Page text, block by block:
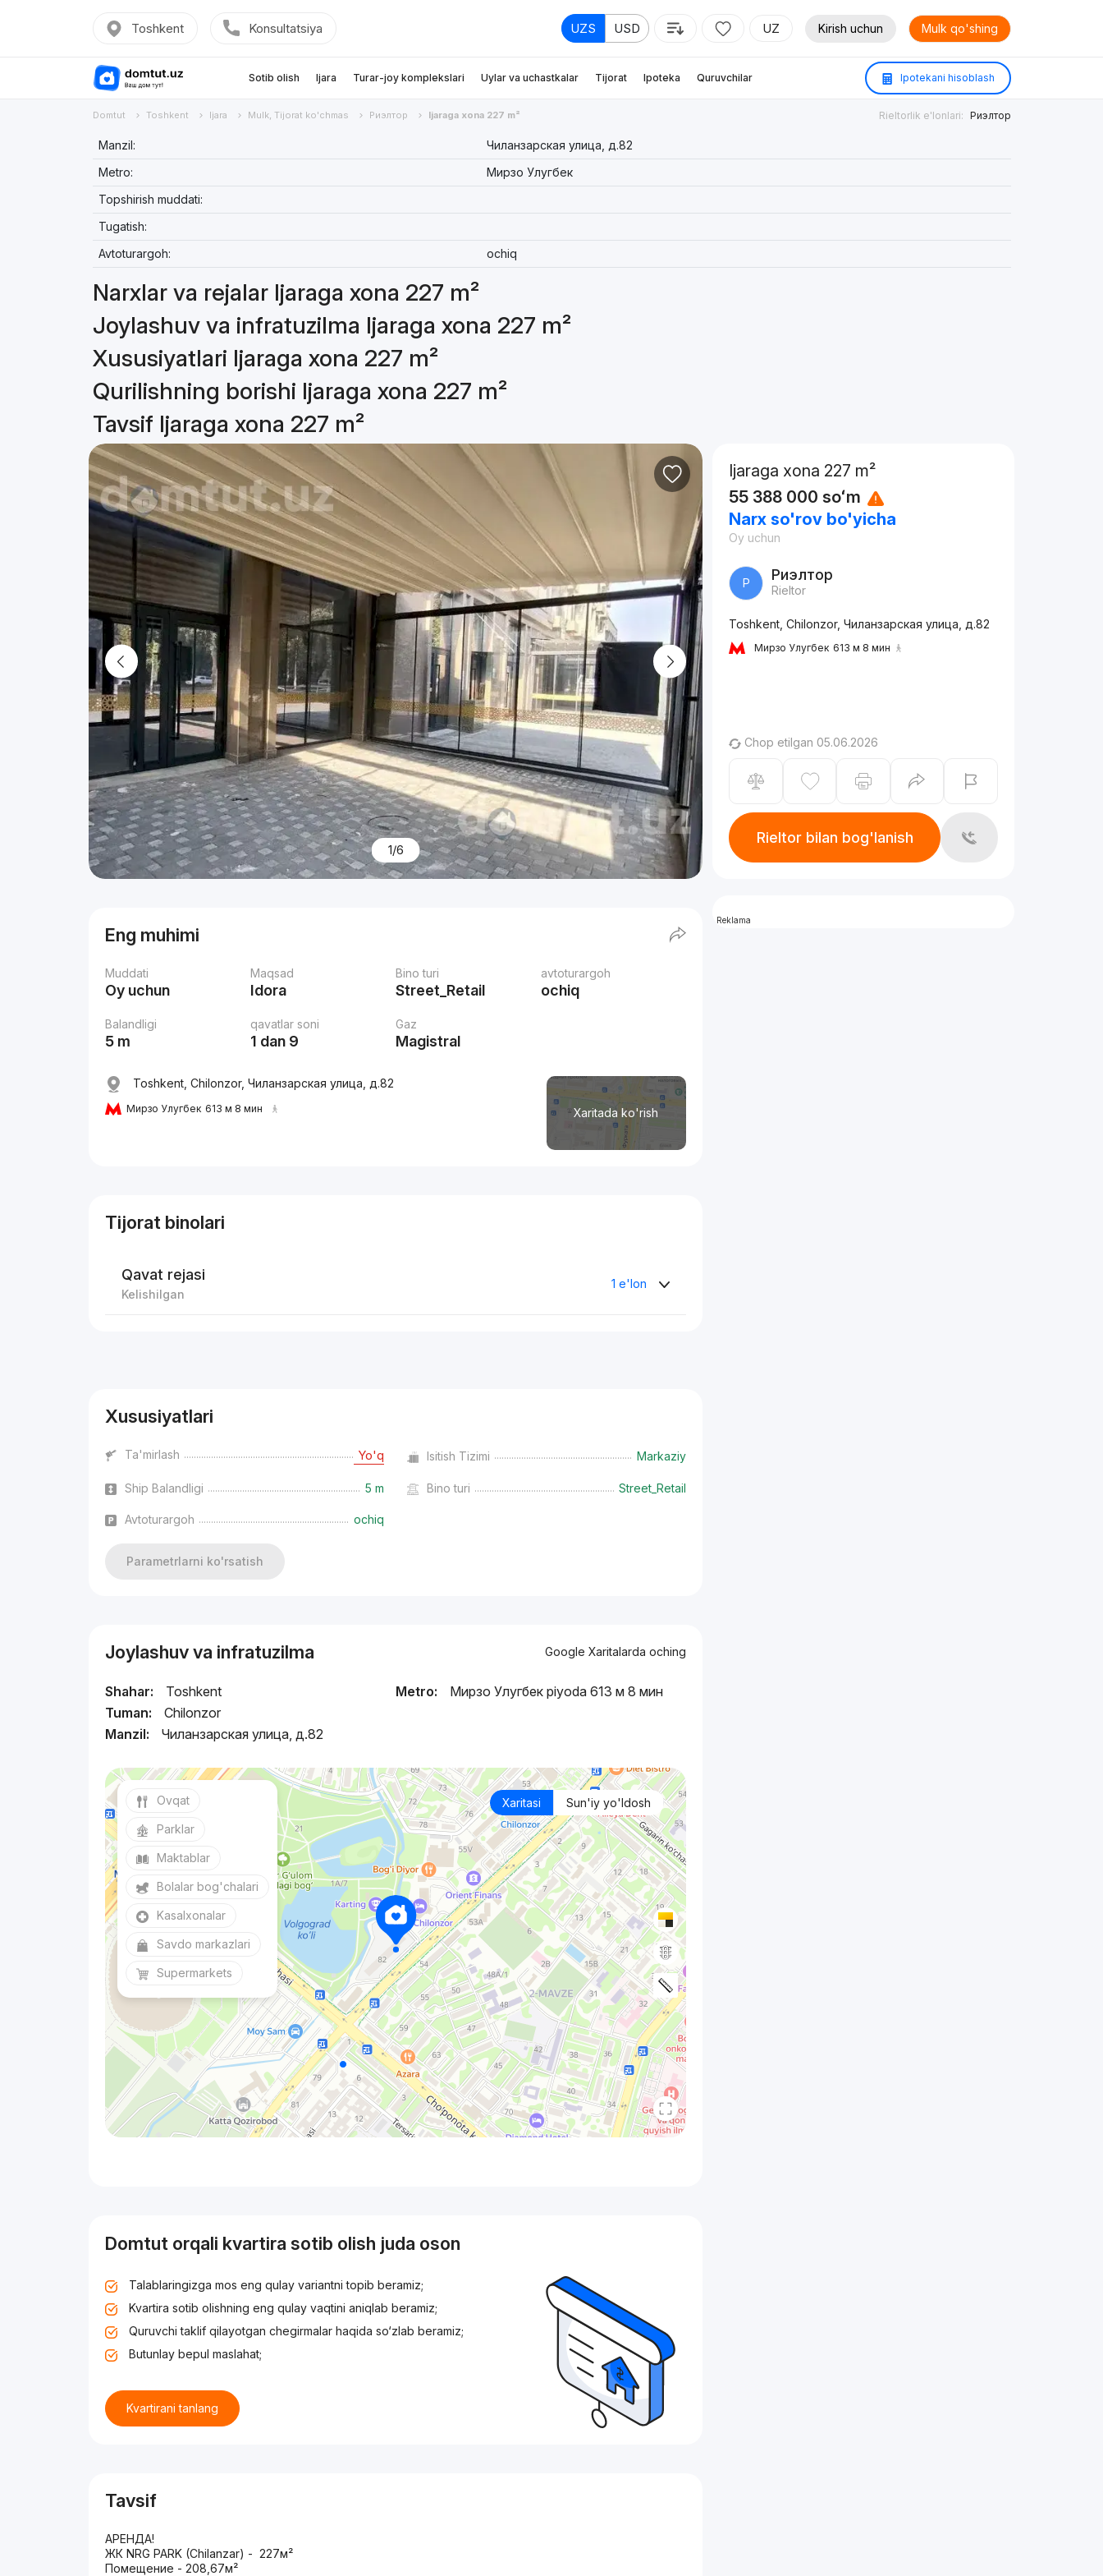
Toshkent Konsultatsiya UZS USD UZ Kirish uchun Mulk qo'shing
Sotib olish Ijara Turar-joy komplekslari Uylar va uchastkalar Tijorat Ipoteka Quruvchilar Ipotekani hisoblash
Domtut Toshkent Ijara Mulk, Tijorat ko'chmas Риэлтор Ijaraga xona 227 m² Rieltorlik e'lonlari: Риэлтор
Manzil:
Чиланзарская улица, д.82
Metro:
Мирзо Улугбек
Topshirish muddati:
Tugatish:
Avtoturargoh:
ochiq
Narxlar va rejalar Ijaraga xona 227 m²
Joylashuv va infratuzilma Ijaraga xona 227 m²
Xususiyatlari Ijaraga xona 227 m²
Qurilishning borishi Ijaraga xona 227 m²
Tavsif Ijaraga xona 227 m²
1/6
Eng muhimi
Muddati
Oy uchun
Maqsad
Idora
Bino turi
Street_Retail
avtoturargoh
ochiq
Balandligi
5 m
qavatlar soni
1 dan 9
Gaz
Magistral
Xaritada ko'rish
Toshkent, Chilonzor, Чиланзарская улица, д.82
Мирзо Улугбек 613 м 8 мин
Tijorat binolari
Qavat rejasi
Kelishilgan
1 e'lon
Xususiyatlari
Ta'mirlash Yo'q Isitish Tizimi Markaziy
Ship Balandligi 5 m Bino turi Street_Retail
Avtoturargoh ochiq
Parametrlarni ko'rsatish
Joylashuv va infratuzilma Google Xaritalarda oching
Shahar:
Toshkent
Tuman:
Chilonzor
Manzil:
Чиланзарская улица, д.82
Metro: Мирзо Улугбек piyoda 613 м 8 мин
Xaritasi Sun'iy yo'ldosh
Ovqat
Parklar
Maktablar
Bolalar bog'chalari
Kasalxonalar
Savdo markazlari
Supermarkets
Domtut orqali kvartira sotib olish juda oson
Talablaringizga mos eng qulay variantni topib beramiz;
Kvartira sotib olishning eng qulay vaqtini aniqlab beramiz;
Quruvchi taklif qilayotgan chegirmalar haqida so‘zlab beramiz;
Butunlay bepul maslahat;
Kvartirani tanlang
Tavsif
АРЕНДА!
ЖК NRG PARK (Chilanzar) - 227м²
Помещение - 208,67м²
Ijaraga xona 227 m²
55 388 000 soʻm
Narx so'rov bo'yicha
Oy uchun
Р Риэлтор
Rieltor
Toshkent, Chilonzor, Чиланзарская улица, д.82
Мирзо Улугбек 613 м 8 мин
Chop etilgan 05.06.2026
Rieltor bilan bog'lanish
Reklama